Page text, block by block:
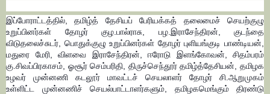
இப்போராட்டத்தில், தமிழ்த் தேசியப் பேரியக்கத் தலைமைச் செயற்குழு
உறுப்பினர்கள் தோழர் குழ.பால்ராசு, பழ.இராசேந்திரன், குடந்தை
விடுதலைச்சுடர், பொதுக்குழு உறுப்பினர்கள் தோழர் புளியங்குடி பாண்டியன்,
மதுரை மேரி, விளவை இராசேந்திரன், ஈரோடு இளங்கோவன், சிதம்பரம்
கு.சிவப்பிரகாசம், ஓசூர் செம்பரிதி, திருச்செந்தூர் தமிழ்த்தேசியன், தமிழக
உழவர் முன்னணி கடலூர் மாவட்டச் செயலாளர் தோழர் சி.ஆறுமுகம்
உள்ளிட்ட முன்னணிச் செயல்பாட்டாளர்களும், தமிழகமெங்கும் திரண்டு